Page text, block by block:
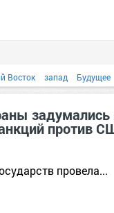
Восток запад Будущее
задумались
против
провела...